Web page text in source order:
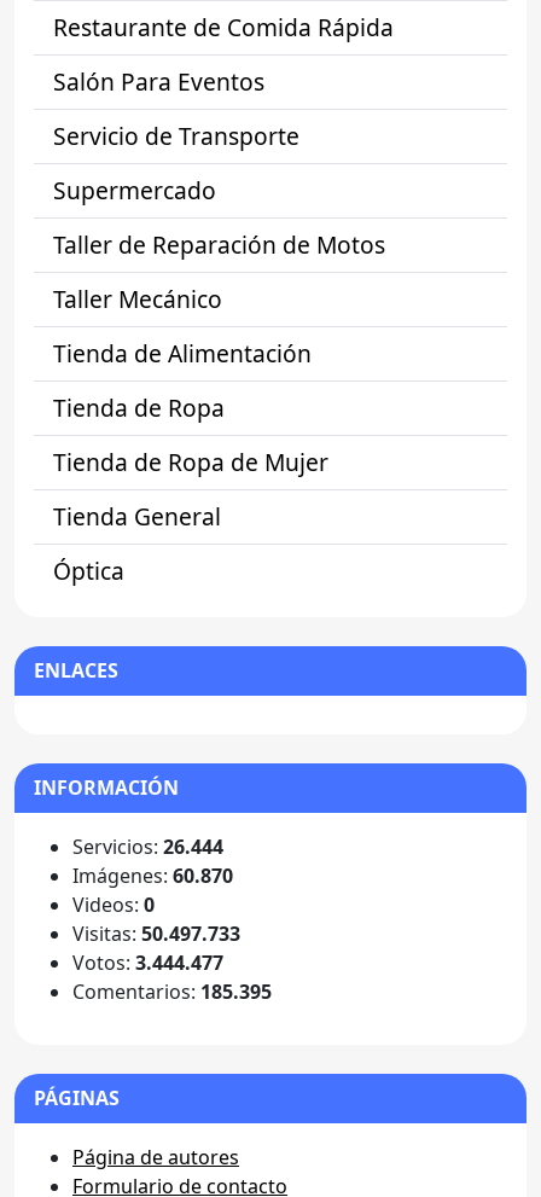
Restaurante de Comida Rápida
Salón Para Eventos
Servicio de Transporte
Supermercado
Taller de Reparación de Motos
Taller Mecánico
Tienda de Alimentación
Tienda de Ropa
Tienda de Ropa de Mujer
Tienda General
Óptica
ENLACES
INFORMACIÓN
Servicios: 26.444
Imágenes: 60.870
Videos: 0
Visitas: 50.497.733
Votos: 3.444.477
Comentarios: 185.395
PÁGINAS
Página de autores
Formulario de contacto